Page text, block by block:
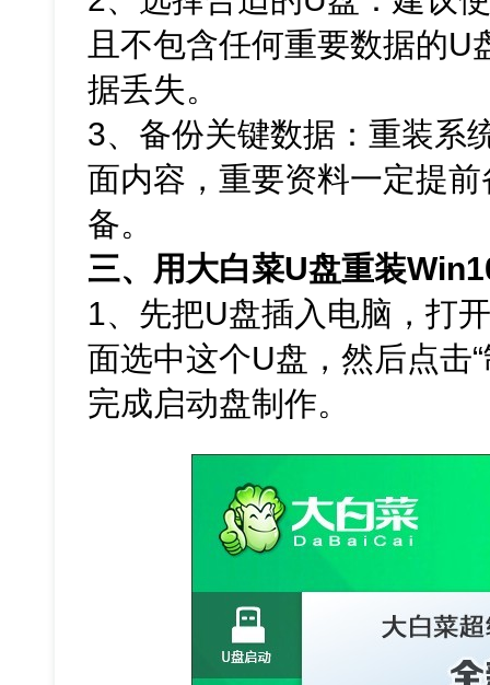
且不包含任何重要数据的
据丢失。
3、备份关键数据：重装系
面内容，重要资料一定提
备。
三、用大白菜U盘重装
1、先把U盘插入电脑，打
面选中这个U盘，然后点击
完成启动盘制作。